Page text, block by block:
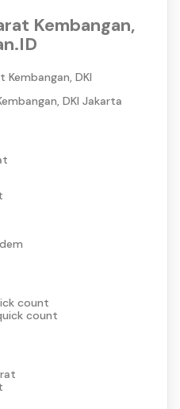
Kembangan,
DKI Jakarta
count